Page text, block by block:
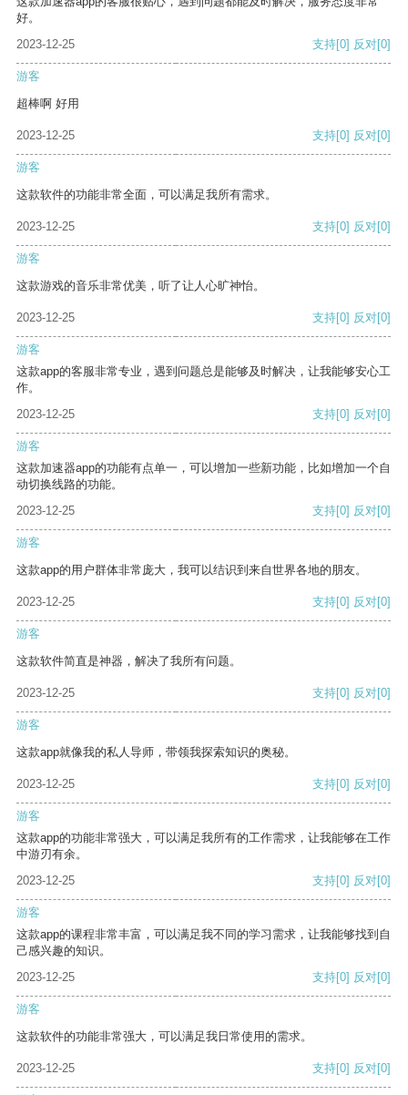
好。
2023-12-25
支持[0] 反对[0]
游客
超棒啊 好用
2023-12-25 支持[0] 反对[0]
游客
这款软件的功能非常全面，可以满足我所有需求。
2023-12-25 支持[0] 反对[0]
游客
这款游戏的音乐非常优美，听了让人心旷神怡。
2023-12-25 支持[0] 反对[0]
游客
这款app的客服非常专业，遇到问题总是能够及时解决，让我能够安心工
作。
2023-12-25
支持[0] 反对[0]
游客
这款加速器app的功能有点单一，可以增加一些新功能，比如增加一个自
动切换线路的功能。
2023-12-25
支持[0] 反对[0]
游客
这款app的用户群体非常庞大，我可以结识到来自世界各地的朋友。
2023-12-25 支持[0] 反对[0]
游客
这款软件简直是神器，解决了我所有问题。
2023-12-25 支持[0] 反对[0]
游客
这款app就像我的私人导师，带领我探索知识的奥秘。
2023-12-25 支持[0] 反对[0]
游客
这款app的功能非常强大，可以满足我所有的工作需求，让我能够在工作
中游刃有余。
2023-12-25
支持[0] 反对[0]
游客
这款app的课程非常丰富，可以满足我不同的学习需求，让我能够找到自
己感兴趣的知识。
2023-12-25
支持[0] 反对[0]
游客
这款软件的功能非常强大，可以满足我日常使用的需求。
2023-12-25 支持[0] 反对[0]